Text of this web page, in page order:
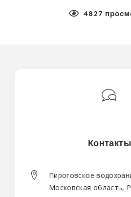
4827
Контакты
Пироговское
Московская область,